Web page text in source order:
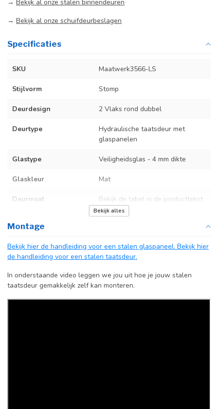
→ Bekijk al onze stalen binnendeuren
→ Bekijk al onze schuifdeurbeslagen
Specificaties
SKU Maatwerk3566-LS
Stijlvorm Stomp
Deurdesign 2 Vlaks rond dubbel
Deurtype
Hydraulische taatsdeur met
glaspanelen
Glastype Veiligheidsglas - 4 mm dikte
Glaskleur Mat
Deurmaat Bekijk de tabel in de producttekst
N.v.t.
Afdekkap
(uitsluitend
taatsdeuren)
Incl. zwart kapje
Bekijk alles
Montage
Bekijk hier de handleiding voor een stalen glaspaneel. Bekijk hier
de handleiding voor een stalen taatsdeur.
In onderstaande video leggen we jou uit hoe je jouw stalen
taatsdeur gemakkelijk zelf kan monteren.